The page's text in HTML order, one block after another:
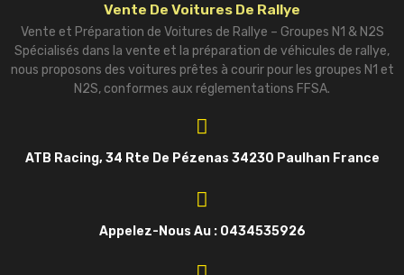
Vente De Voitures De Rallye
Vente et Préparation de Voitures de Rallye – Groupes N1 & N2S
Spécialisés dans la vente et la préparation de véhicules de rallye,
nous proposons des voitures prêtes à courir pour les groupes N1 et
N2S, conformes aux réglementations FFSA.
ATB Racing, 34 Rte De Pézenas 34230 Paulhan France
Appelez-Nous Au : 0434535926